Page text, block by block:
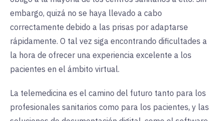
embargo, quizá no se haya llevado a cabo
correctamente debido a las prisas por adaptarse
rápidamente. O tal vez siga encontrando dificultades a
la hora de ofrecer una experiencia excelente a los
pacientes en el ámbito virtual.
La telemedicina es el camino del futuro tanto para los
profesionales sanitarios como para los pacientes, y las